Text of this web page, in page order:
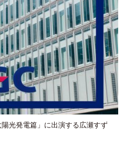
光発電篇」に出演する広瀬すず